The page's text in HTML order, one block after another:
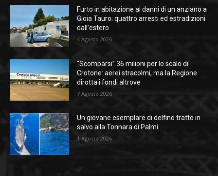
Furto in abitazione ai danni di un anziano a
Gioia Tauro: quattro arresti ed estradizioni
dall’estero
4 Agosto 2026
“Scomparsi” 36 milioni per lo scalo di
Crotone: aerei stracolmi, ma la Regione
dirotta i fondi altrove
7 Agosto 2026
Un giovane esemplare di delfino tratto in
salvo alla Tonnara di Palmi
1 Agosto 2026